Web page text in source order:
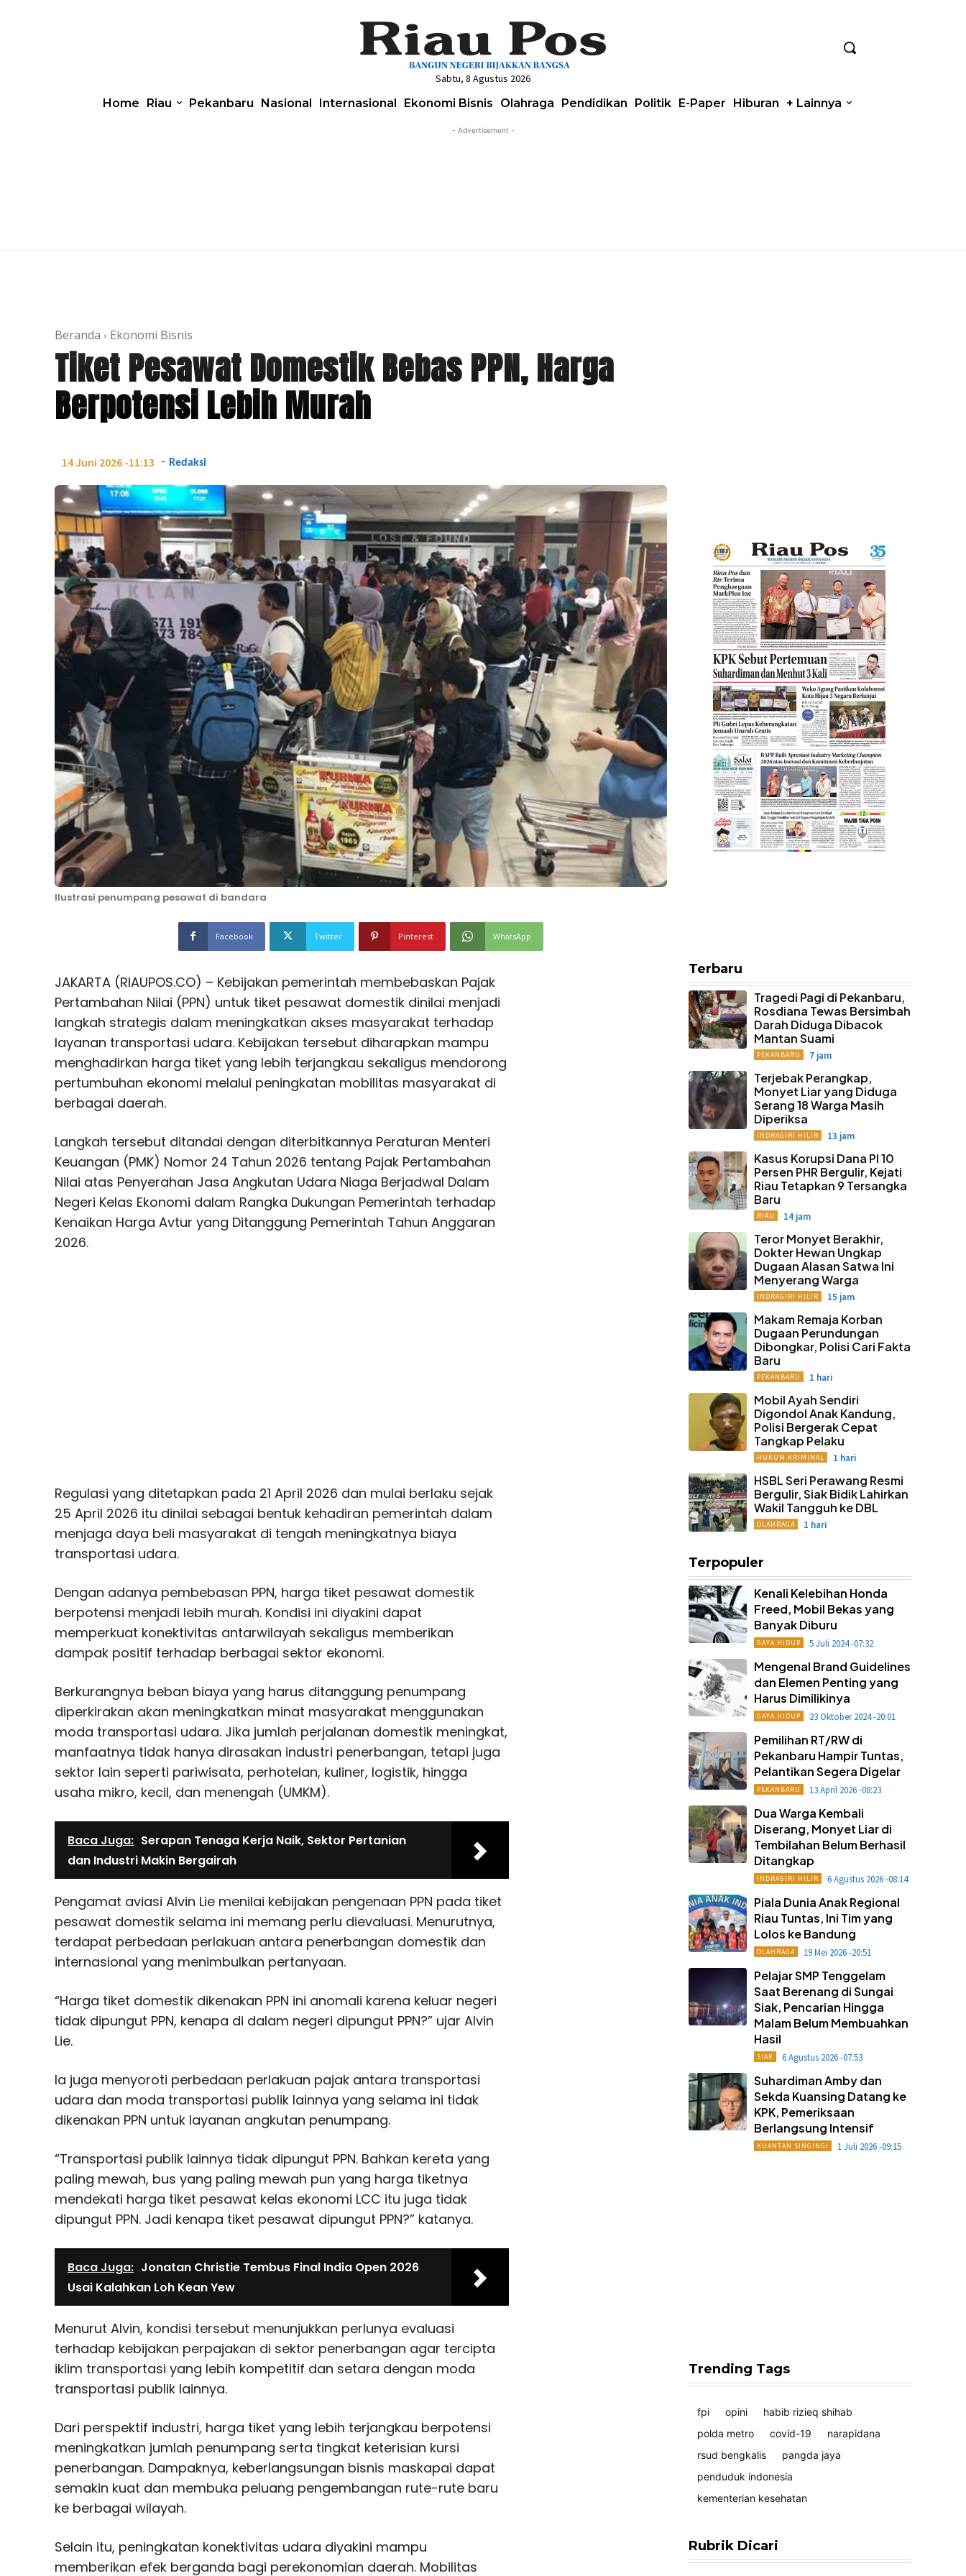
Sabtu, 8 Agustus 2026
Home Riau Pekanbaru Nasional Internasional Ekonomi Bisnis Olahraga Pendidikan Politik E-Paper Hiburan + Lainnya
- Advertisement -
Beranda Ekonomi Bisnis
Tiket Pesawat Domestik Bebas PPN, Harga
Berpotensi Lebih Murah
14 Juni 2026 -11:13 - Redaksi
Ilustrasi penumpang pesawat di bandara
Facebook Twitter Pinterest WhatsApp
JAKARTA (RIAUPOS.CO) – Kebijakan pemerintah membebaskan Pajak
Pertambahan Nilai (PPN) untuk tiket pesawat domestik dinilai menjadi
langkah strategis dalam meningkatkan akses masyarakat terhadap
layanan transportasi udara. Kebijakan tersebut diharapkan mampu
menghadirkan harga tiket yang lebih terjangkau sekaligus mendorong
pertumbuhan ekonomi melalui peningkatan mobilitas masyarakat di
berbagai daerah.
Langkah tersebut ditandai dengan diterbitkannya Peraturan Menteri
Keuangan (PMK) Nomor 24 Tahun 2026 tentang Pajak Pertambahan
Nilai atas Penyerahan Jasa Angkutan Udara Niaga Berjadwal Dalam
Negeri Kelas Ekonomi dalam Rangka Dukungan Pemerintah terhadap
Kenaikan Harga Avtur yang Ditanggung Pemerintah Tahun Anggaran
2026.
Regulasi yang ditetapkan pada 21 April 2026 dan mulai berlaku sejak
25 April 2026 itu dinilai sebagai bentuk kehadiran pemerintah dalam
menjaga daya beli masyarakat di tengah meningkatnya biaya
transportasi udara.
Dengan adanya pembebasan PPN, harga tiket pesawat domestik
berpotensi menjadi lebih murah. Kondisi ini diyakini dapat
memperkuat konektivitas antarwilayah sekaligus memberikan
dampak positif terhadap berbagai sektor ekonomi.
Berkurangnya beban biaya yang harus ditanggung penumpang
diperkirakan akan meningkatkan minat masyarakat menggunakan
moda transportasi udara. Jika jumlah perjalanan domestik meningkat,
manfaatnya tidak hanya dirasakan industri penerbangan, tetapi juga
sektor lain seperti pariwisata, perhotelan, kuliner, logistik, hingga
usaha mikro, kecil, dan menengah (UMKM).
Baca Juga: Serapan Tenaga Kerja Naik, Sektor Pertanian
dan Industri Makin Bergairah
Pengamat aviasi Alvin Lie menilai kebijakan pengenaan PPN pada tiket
pesawat domestik selama ini memang perlu dievaluasi. Menurutnya,
terdapat perbedaan perlakuan antara penerbangan domestik dan
internasional yang menimbulkan pertanyaan.
“Harga tiket domestik dikenakan PPN ini anomali karena keluar negeri
tidak dipungut PPN, kenapa di dalam negeri dipungut PPN?” ujar Alvin
Lie.
Ia juga menyoroti perbedaan perlakuan pajak antara transportasi
udara dan moda transportasi publik lainnya yang selama ini tidak
dikenakan PPN untuk layanan angkutan penumpang.
“Transportasi publik lainnya tidak dipungut PPN. Bahkan kereta yang
paling mewah, bus yang paling mewah pun yang harga tiketnya
mendekati harga tiket pesawat kelas ekonomi LCC itu juga tidak
dipungut PPN. Jadi kenapa tiket pesawat dipungut PPN?” katanya.
Baca Juga: Jonatan Christie Tembus Final India Open 2026
Usai Kalahkan Loh Kean Yew
Menurut Alvin, kondisi tersebut menunjukkan perlunya evaluasi
terhadap kebijakan perpajakan di sektor penerbangan agar tercipta
iklim transportasi yang lebih kompetitif dan setara dengan moda
transportasi publik lainnya.
Dari perspektif industri, harga tiket yang lebih terjangkau berpotensi
meningkatkan jumlah penumpang serta tingkat keterisian kursi
penerbangan. Dampaknya, keberlangsungan bisnis maskapai dapat
semakin kuat dan membuka peluang pengembangan rute-rute baru
ke berbagai wilayah.
Selain itu, peningkatan konektivitas udara diyakini mampu
memberikan efek berganda bagi perekonomian daerah. Mobilitas
Terbaru
Tragedi Pagi di Pekanbaru,
Rosdiana Tewas Bersimbah
Darah Diduga Dibacok
Mantan Suami
PEKANBARU 7 jam
Terjebak Perangkap,
Monyet Liar yang Diduga
Serang 18 Warga Masih
Diperiksa
INDRAGIRI HILIR 13 jam
Kasus Korupsi Dana PI 10
Persen PHR Bergulir, Kejati
Riau Tetapkan 9 Tersangka
Baru
RIAU 14 jam
Teror Monyet Berakhir,
Dokter Hewan Ungkap
Dugaan Alasan Satwa Ini
Menyerang Warga
INDRAGIRI HILIR 15 jam
Makam Remaja Korban
Dugaan Perundungan
Dibongkar, Polisi Cari Fakta
Baru
PEKANBARU 1 hari
Mobil Ayah Sendiri
Digondol Anak Kandung,
Polisi Bergerak Cepat
Tangkap Pelaku
HUKUM KRIMINAL 1 hari
HSBL Seri Perawang Resmi
Bergulir, Siak Bidik Lahirkan
Wakil Tangguh ke DBL
OLAHRAGA 1 hari
Terpopuler
Kenali Kelebihan Honda
Freed, Mobil Bekas yang
Banyak Diburu
GAYA HIDUP 5 Juli 2024 -07:32
Mengenal Brand Guidelines
dan Elemen Penting yang
Harus Dimilikinya
GAYA HIDUP 23 Oktober 2024 -20:01
Pemilihan RT/RW di
Pekanbaru Hampir Tuntas,
Pelantikan Segera Digelar
PEKANBARU 13 April 2026 -08:23
Dua Warga Kembali
Diserang, Monyet Liar di
Tembilahan Belum Berhasil
Ditangkap
INDRAGIRI HILIR 6 Agustus 2026 -08:14
Piala Dunia Anak Regional
Riau Tuntas, Ini Tim yang
Lolos ke Bandung
OLAHRAGA 19 Mei 2026 -20:51
Pelajar SMP Tenggelam
Saat Berenang di Sungai
Siak, Pencarian Hingga
Malam Belum Membuahkan
Hasil
SIAK 6 Agustus 2026 -07:53
Suhardiman Amby dan
Sekda Kuansing Datang ke
KPK, Pemeriksaan
Berlangsung Intensif
KUANTAN SINGINGI 1 Juli 2026 -09:15
Trending Tags
fpi opini
habib rizieq shihab
polda metro
covid-19
narapidana
rsud bengkalis
pangda jaya
penduduk indonesia
kementerian kesehatan
Rubrik Dicari